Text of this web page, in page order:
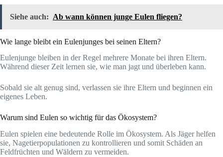
Siehe auch: Ab wann können junge Eulen fliegen?
Wie lange bleibt ein Eulenjunges bei seinen Eltern?
Eulenjunge bleiben in der Regel mehrere Monate bei ihren Eltern.
Während dieser Zeit lernen sie, wie man jagt und überleben kann.
Sobald sie alt genug sind, verlassen sie ihre Eltern und beginnen ein
eigenes Leben.
Warum sind Eulen so wichtig für das Ökosystem?
Eulen spielen eine bedeutende Rolle im Ökosystem. Als Jäger helfen
sie, Nagetierpopulationen zu kontrollieren und somit Schäden an
Feldfrüchten und Wäldern zu vermeiden.